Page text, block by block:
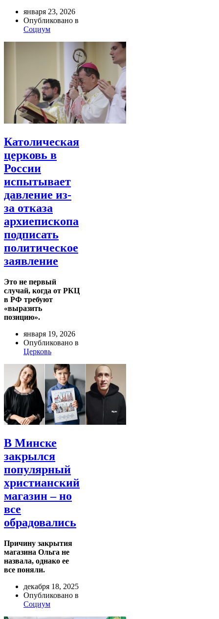
января 23, 2026
Опубликовано в
Социум
Католическая
церковь в
России
испытывает
давление из-
за отказа
архиепископа
подписать
политическое
заявление
Это не первый
случай, когда от РКЦ
в РФ требуют
«выразить
позицию».
января 19, 2026
Опубликовано в
Церковь
В Минске
закрылся
популярный
христианский
магазин – но
все
обрадовались
Причину закрытия
магазина Ольга не
назвала, однако ее
все поняли.
декабря 18, 2025
Опубликовано в
Социум